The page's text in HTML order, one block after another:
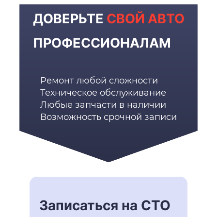
ДОВЕРЬТЕ СВОЙ АВТО
ПРОФЕССИОНАЛАМ
Ремонт любой сложности
Техническое обслуживание
Любые запчасти в наличии
Возможность срочной записи
Записаться на СТО